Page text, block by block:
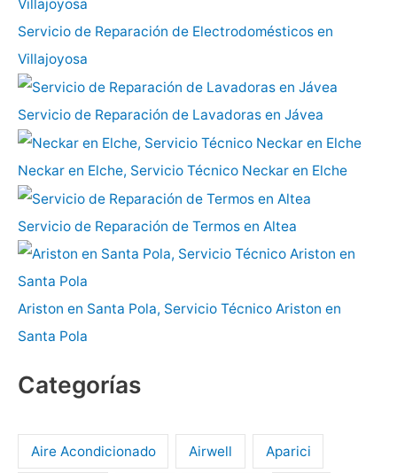
Servicio de Reparación de Electrodomésticos en
Villajoyosa
Servicio de Reparación de Lavadoras en Jávea
Neckar en Elche, Servicio Técnico Neckar en Elche
Servicio de Reparación de Termos en Altea
Ariston en Santa Pola, Servicio Técnico Ariston en
Santa Pola
Categorías
Aire Acondicionado Airwell Aparici